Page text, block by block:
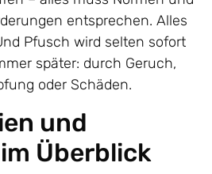
entsprechen. Alles
Pfusch wird selten sofort
später: durch Geruch,
oder Schäden.
und
Überblick